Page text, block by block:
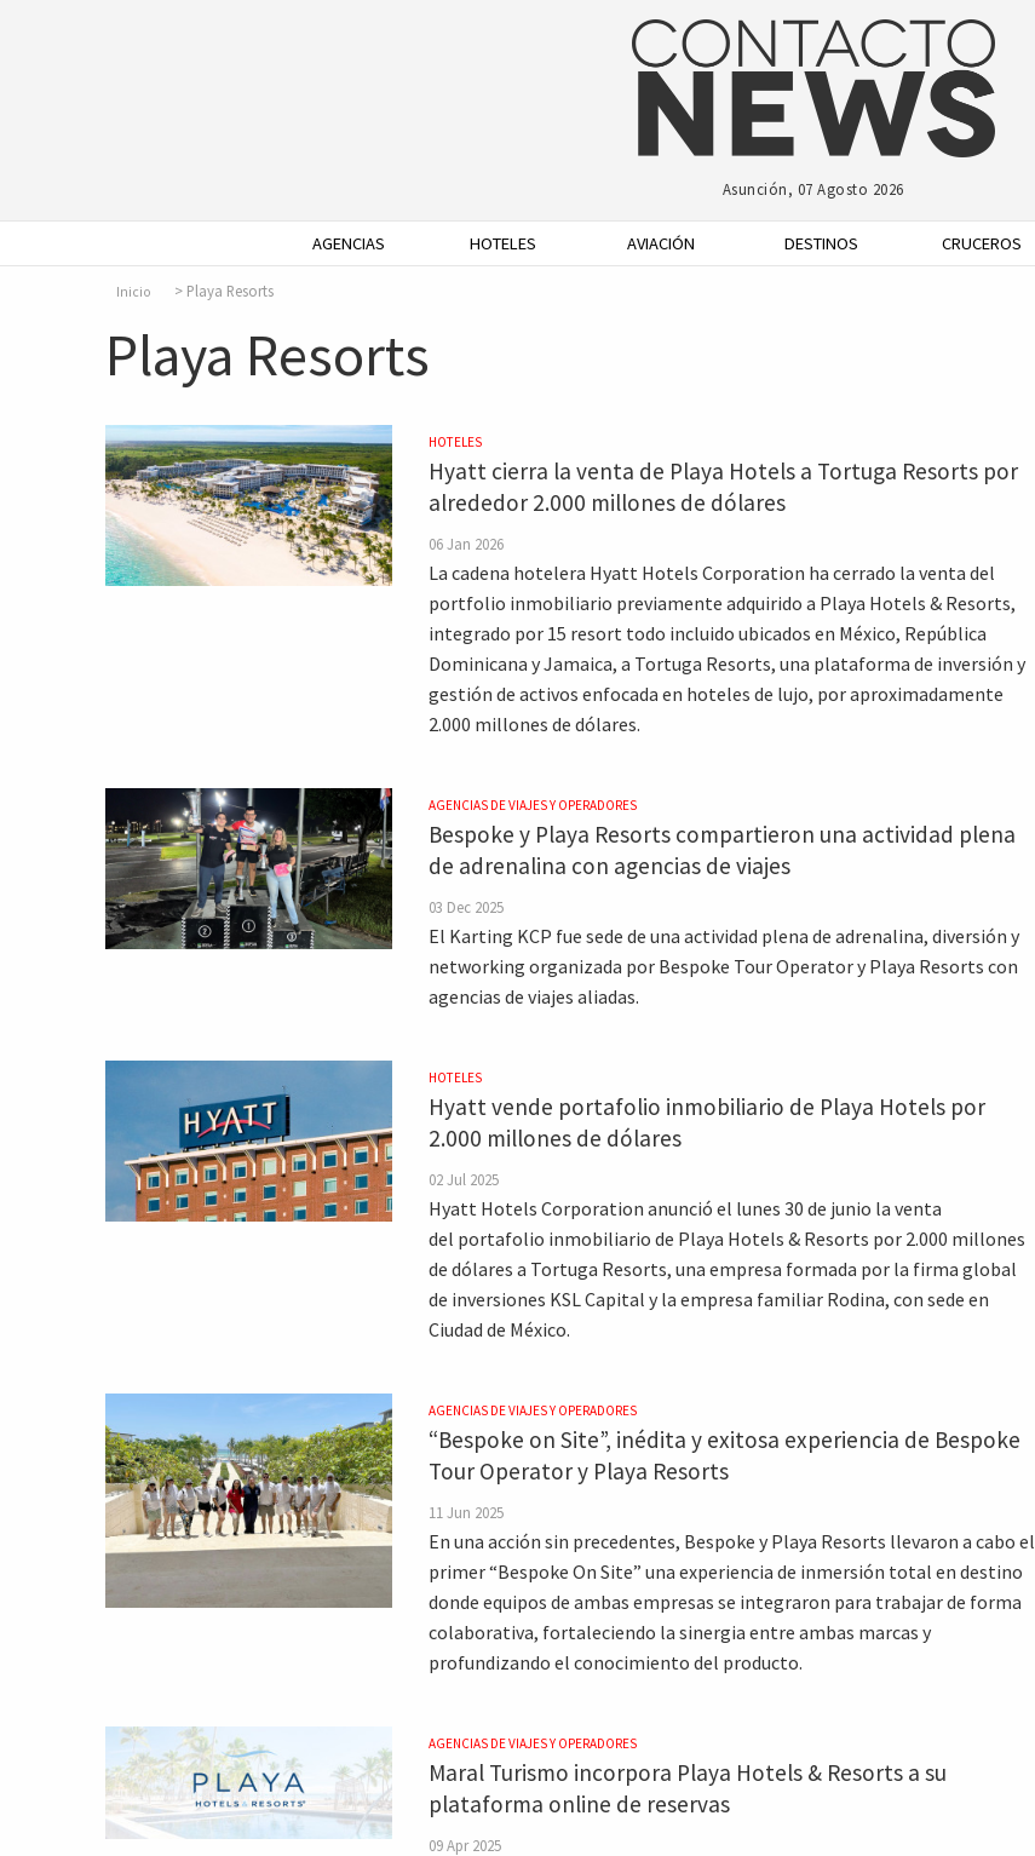
Asunción, 07 Agosto 2026
AGENCIAS HOTELES AVIACIÓN DESTINOS CRUCEROS
Inicio Playa Resorts
Playa Resorts
HOTELES
Hyatt cierra la venta de Playa Hotels a Tortuga Resorts por
alrededor 2.000 millones de dólares
06 Jan 2026
La cadena hotelera Hyatt Hotels Corporation ha cerrado la venta del
portfolio inmobiliario previamente adquirido a Playa Hotels & Resorts,
integrado por 15 resort todo incluido ubicados en México, República
Dominicana y Jamaica, a Tortuga Resorts, una plataforma de inversión y
gestión de activos enfocada en hoteles de lujo, por aproximadamente
2.000 millones de dólares.
AGENCIAS DE VIAJES Y OPERADORES
Bespoke y Playa Resorts compartieron una actividad plena
de adrenalina con agencias de viajes
03 Dec 2025
El Karting KCP fue sede de una actividad plena de adrenalina, diversión y
networking organizada por Bespoke Tour Operator y Playa Resorts con
agencias de viajes aliadas.
HOTELES
Hyatt vende portafolio inmobiliario de Playa Hotels por
2.000 millones de dólares
02 Jul 2025
Hyatt Hotels Corporation anunció el lunes 30 de junio la venta
del portafolio inmobiliario de Playa Hotels & Resorts por 2.000 millones
de dólares a Tortuga Resorts, una empresa formada por la firma global
de inversiones KSL Capital y la empresa familiar Rodina, con sede en
Ciudad de México.
AGENCIAS DE VIAJES Y OPERADORES
“Bespoke on Site”, inédita y exitosa experiencia de Bespoke
Tour Operator y Playa Resorts
11 Jun 2025
En una acción sin precedentes, Bespoke y Playa Resorts llevaron a cabo el
primer “Bespoke On Site” una experiencia de inmersión total en destino
donde equipos de ambas empresas se integraron para trabajar de forma
colaborativa, fortaleciendo la sinergia entre ambas marcas y
profundizando el conocimiento del producto.
AGENCIAS DE VIAJES Y OPERADORES
Maral Turismo incorpora Playa Hotels & Resorts a su
plataforma online de reservas
09 Apr 2025